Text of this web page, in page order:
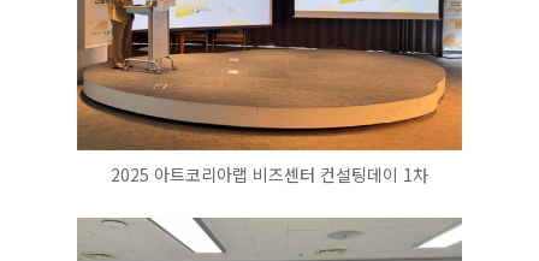
2025 아트코리아랩 비즈센터 컨설팅데이 1차